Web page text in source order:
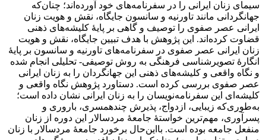
سیمای زنان ایرانی را در سفرنامه‌های خود آورده‌اند؛ چنان‌که
جهانگردانی مانند تاورنیه و سانسون جایگاه، نقش و هویت زنان
ایرانی عصر صفوی را توصیف و گاهی بر پایۀ کلیشه‌های ذهنی
قضاوت کرده‌اند. این پژوهش با هدف تبیین جایگاه، نقش و هویت
زنان ایرانی عصر صفوی در سفرنامه‌های تاورنیه و سانسون بر پایۀ
انگارۀ تصویرشناسی فرهنگی به روش توصیفی- تحلیلی انجام شده
و نگاه واقعی و کلیشه‌های ذهنی این جهانگردان را به زنان ایرانی
عصر صفوی بررسی کرده است. دستاورد پژوهش نگاه واقعی و
کلیشه‌ای این سفرنامه‌نویسان را به زنان ایرانی نشان داده است؛
به‌طوری‌که زیبایی، ازدواج، پذیرش چندهمسری، باروری و
پسرآوری، مهم‌ترین خواستۀ جامعۀ مردسالار این دوره از زنان
منفعل جامعه بوده است. بااین‌حال برخورد جامعۀ مردسالار با زنان